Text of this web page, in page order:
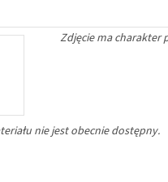
nie jest obecnie dostępny.